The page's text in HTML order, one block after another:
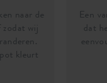
naar de
wij
kleurt
Een
dat